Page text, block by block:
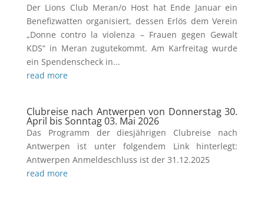
Der Lions Club Meran/o Host hat Ende Januar ein
Benefizwatten organisiert, dessen Erlös dem Verein
„Donne contro la violenza – Frauen gegen Gewalt
KDS“ in Meran zugutekommt. Am Karfreitag wurde
ein Spendenscheck in...
read more
Clubreise nach Antwerpen von Donnerstag 30.
April bis Sonntag 03. Mai 2026
Das Programm der diesjährigen Clubreise nach
Antwerpen ist unter folgendem Link hinterlegt:
Antwerpen Anmeldeschluss ist der 31.12.2025
read more